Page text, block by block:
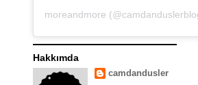
Hakkımda
camdandusler